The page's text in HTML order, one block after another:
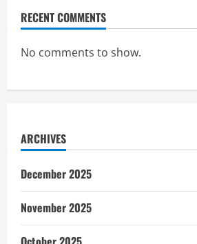
RECENT COMMENTS
No comments to show.
ARCHIVES
December 2025
November 2025